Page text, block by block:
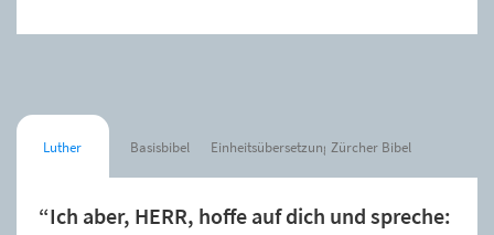
Luther Basisbibel Einheitsübersetzung Zürcher Bibel
“Ich aber, HERR, hoffe auf dich und spreche: